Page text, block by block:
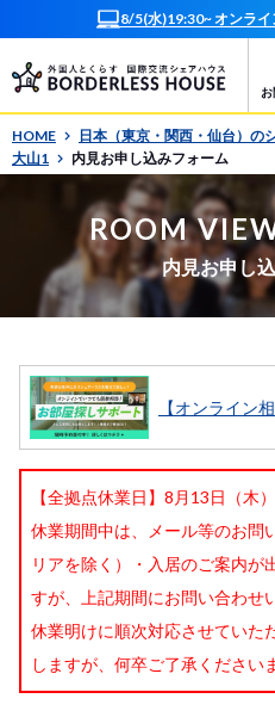
8/5(水)19:30~ オンライ
HOME 日本（東京・関西・仙台）の
大山1
内見お申し込みフォーム
ROOM
内見お申し
【オンライン
【全拠点休業日】8月13日（木
休業期間中は、メール等のお問
リアを除く）・入居のご案内が
すが、上記期間にお問い合わせ
休業明けに順次対応させていた
しますが、何卒ご了承ください